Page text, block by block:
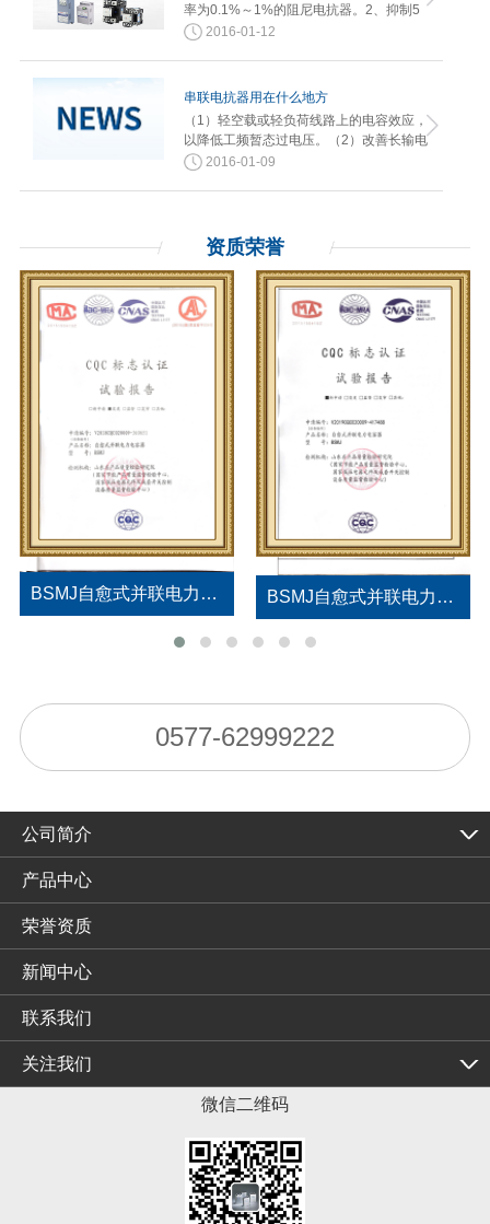
率为0.1%～1%的阻尼电抗器。2、抑制5
次及以上谐波电压放大，宜选用电…
2016-01-12
串联电抗器用在什么地方
（1）轻空载或轻负荷线路上的电容效应，
以降低工频暂态过电压。（2）改善长输电
线路上的电压分布。（3）使轻…
2016-01-09
资质荣誉
BSMJ自愈式并联电力电容器试验报告 BSMJ自愈式并联电力电容器试验报告
0577-62999222
公司简介
产品中心
荣誉资质
新闻中心
联系我们
关注我们
微信二维码